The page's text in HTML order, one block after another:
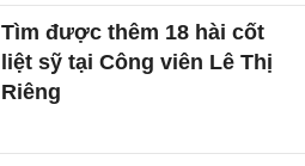
Tìm được thêm 18 hài cốt
liệt sỹ tại Công viên Lê Thị
Riêng